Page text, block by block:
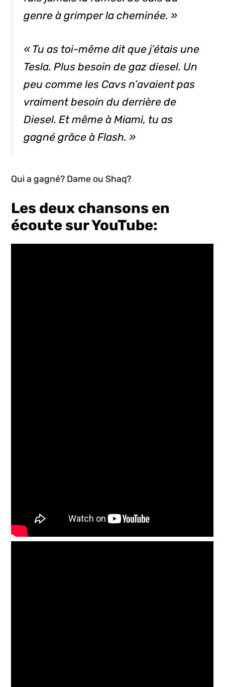
genre à grimper la cheminée. »
« Tu as toi-même dit que j’étais une
Tesla. Plus besoin de gaz diesel. Un
peu comme les Cavs n’avaient pas
vraiment besoin du derrière de
Diesel. Et même à Miami, tu as
gagné grâce à Flash. »
Qui a gagné? Dame ou Shaq?
Les deux chansons en
écoute sur YouTube: